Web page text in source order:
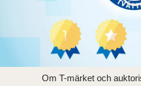
Om T-märket och